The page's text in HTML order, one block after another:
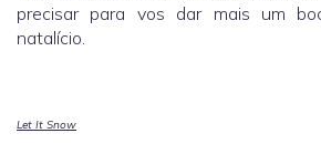
precisar para vos dar mais um
natalício.
Let It Snow